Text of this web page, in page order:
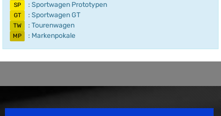
SP : Sportwagen Prototypen
GT : Sportwagen GT
TW : Tourenwagen
MP : Markenpokale